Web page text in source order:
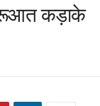
शुरूआत कड़ाके